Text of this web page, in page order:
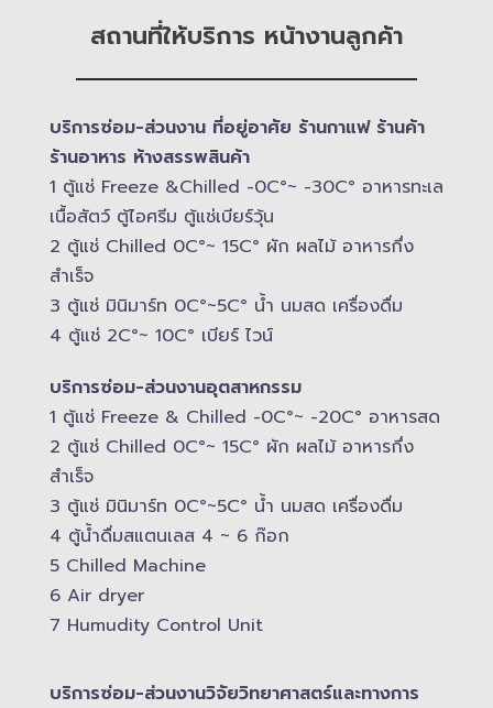
สถานที่ให้บริการ หน้างานลูกค้า
บริการซ่อม-​ส่วนงาน ที่อยู่อาศัย ร้านกาแฟ ร้านค้า
ร้านอาหาร ห้างสรรพสินค้า
1 ตู้แช่ Freeze &​Chilled -​0C°~ -​30C° อาหารทะเล
เนื้อสัตว์ ตู้ไอศรีม ตู้แช่เบียร์วุ้น
2 ตู้แช่ Chilled​ 0C°~ 15C° ผัก ผลไม้ อาหารกึ่ง
สำเร็จ
3 ตู้แช่​ มินิมาร์ท 0C°~5C° น้ำ นมสด เครื่องดื่ม
4 ตู้แช่ 2C°~ 10​C° เบียร์ ไวน์
บริการซ่อม-​ส่วนงานอุตสาหกรรม
1 ตู้แช่ Freeze &​ Chilled -​0C°~ -​20C° อาหารสด
2 ตู้แช่ Chilled​ 0C°~ 15C° ผัก ผลไม้ อาหารกึ่ง
สำเร็จ
3 ตู้แช่​ มินิมาร์ท 0C°~5C° น้ำ นมสด เครื่องดื่ม
4 ตู้น้ำดื่มสแตนเลส​ 4 ~ 6 ก๊อก
5 Chilled Mac​hine
6 Air dryer
7 Humudity Control Unit
บริการซ่อม-​ส่วนงานวิจัยวิทยาศาสตร์และทางการ